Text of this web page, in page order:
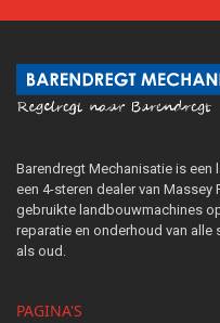
Barendregt Mechanisatie is
een 4-steren dealer van Massey
gebruikte landbouwmachines
reparatie en onderhoud van
als oud.
PAGINA'S